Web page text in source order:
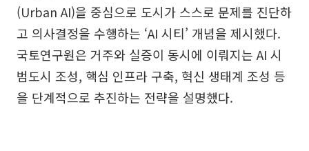
(Urban AI)을 중심으로 도시가 스스로 문제를 진단하
고 의사결정을 수행하는 ‘AI 시티’ 개념을 제시했다.
국토연구원은 거주와 실증이 동시에 이뤄지는 AI 시
범도시 조성, 핵심 인프라 구축, 혁신 생태계 조성 등
을 단계적으로 추진하는 전략을 설명했다.